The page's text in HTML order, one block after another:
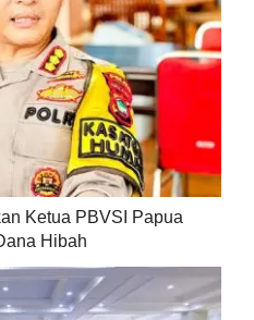
Ketua PBVSI Papua
Hibah